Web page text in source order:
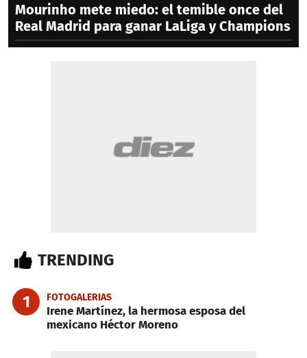
Mourinho mete miedo: el temible once del
Real Madrid para ganar LaLiga y Champions
TRENDING
1 FOTOGALERIAS
Irene Martínez, la hermosa esposa del
mexicano Héctor Moreno